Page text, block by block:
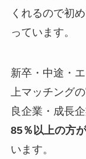
くれるので初
っています。
新卒・中途・
上マッチング
良企業・成長
85％以上の方
います。